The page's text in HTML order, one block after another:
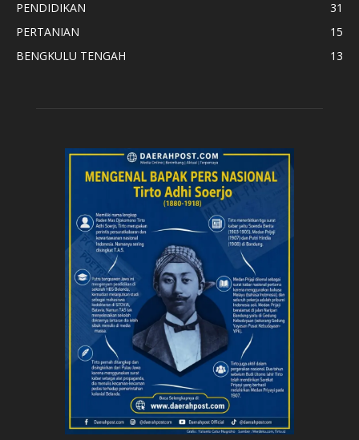
PENDIDIKAN
31
PERTANIAN
15
BENGKULU TENGAH
13